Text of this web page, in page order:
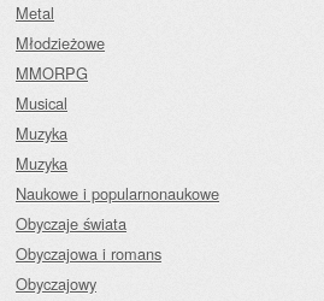
Metal
Młodzieżowe
MMORPG
Musical
Muzyka
Muzyka
Naukowe i popularnonaukowe
Obyczaje świata
Obyczajowa i romans
Obyczajowy